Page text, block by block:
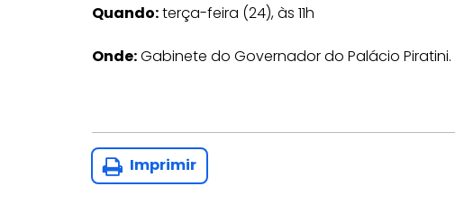
Quando:terça-feira (24), às 11h
Onde:Gabinete do Governador do Palácio Piratini.
Imprimir